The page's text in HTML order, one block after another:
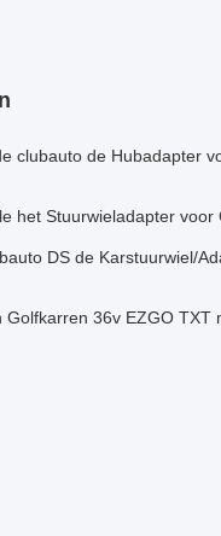
clubauto de Hubadapter
het Stuurwieladapter voor
DS de Karstuurwiel/
36v EZGO TXT